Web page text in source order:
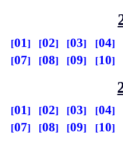
01 02 03 04
07
08 09 10
01 02 03 04
07
08 09 10